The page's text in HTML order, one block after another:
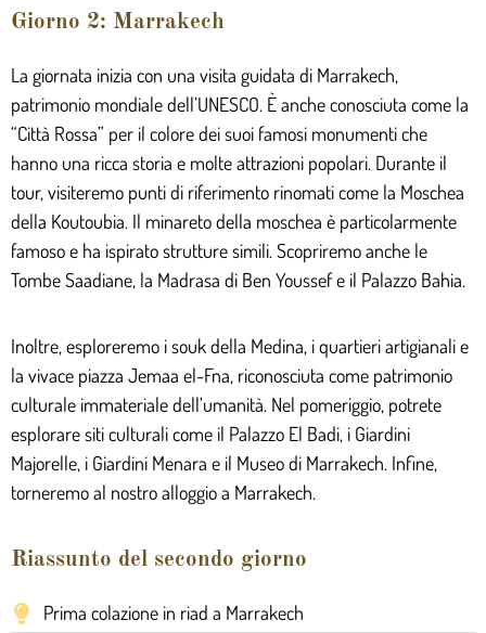
Giorno 2: Marrakech
La giornata inizia con una visita guidata di Marrakech,
patrimonio mondiale dell’UNESCO. È anche conosciuta come la
“Città Rossa” per il colore dei suoi famosi monumenti che
hanno una ricca storia e molte attrazioni popolari. Durante il
tour, visiteremo punti di riferimento rinomati come la Moschea
della Koutoubia. Il minareto della moschea è particolarmente
famoso e ha ispirato strutture simili. Scopriremo anche le
Tombe Saadiane, la Madrasa di Ben Youssef e il Palazzo Bahia.
Inoltre, esploreremo i souk della Medina, i quartieri artigianali e
la vivace piazza Jemaa el-Fna, riconosciuta come patrimonio
culturale immateriale dell’umanità. Nel pomeriggio, potrete
esplorare siti culturali come il Palazzo El Badi, i Giardini
Majorelle, i Giardini Menara e il Museo di Marrakech. Infine,
torneremo al nostro alloggio a Marrakech.
Riassunto del secondo giorno
Prima colazione in riad a Marrakech